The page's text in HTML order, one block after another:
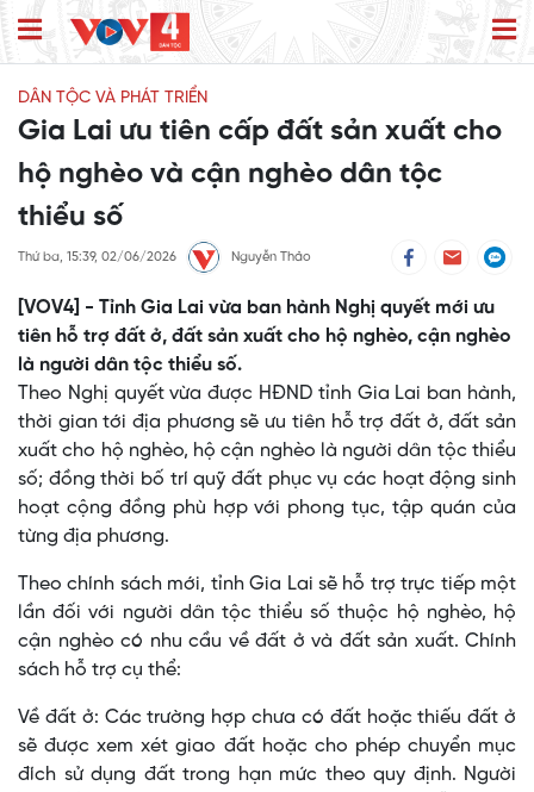
DÂN TỘC VÀ PHÁT TRIỂN
Gia Lai ưu tiên cấp đất sản xuất cho
hộ nghèo và cận nghèo dân tộc
thiểu số
Thứ ba, 15:39, 02/06/2026 Nguyễn Thảo
[VOV4] - Tỉnh Gia Lai vừa ban hành Nghị quyết mới ưu
tiên hỗ trợ đất ở, đất sản xuất cho hộ nghèo, cận nghèo
là người dân tộc thiểu số.
Theo Nghị quyết vừa được HĐND tỉnh Gia Lai ban hành,
thời gian tới địa phương sẽ ưu tiên hỗ trợ đất ở, đất sản
xuất cho hộ nghèo, hộ cận nghèo là người dân tộc thiểu
số; đồng thời bố trí quỹ đất phục vụ các hoạt động sinh
hoạt cộng đồng phù hợp với phong tục, tập quán của
từng địa phương.
Theo chính sách mới, tỉnh Gia Lai sẽ hỗ trợ trực tiếp một
lần đối với người dân tộc thiểu số thuộc hộ nghèo, hộ
cận nghèo có nhu cầu về đất ở và đất sản xuất. Chính
sách hỗ trợ cụ thể:
Về đất ở: Các trường hợp chưa có đất hoặc thiếu đất ở
sẽ được xem xét giao đất hoặc cho phép chuyển mục
đích sử dụng đất trong hạn mức theo quy định. Người